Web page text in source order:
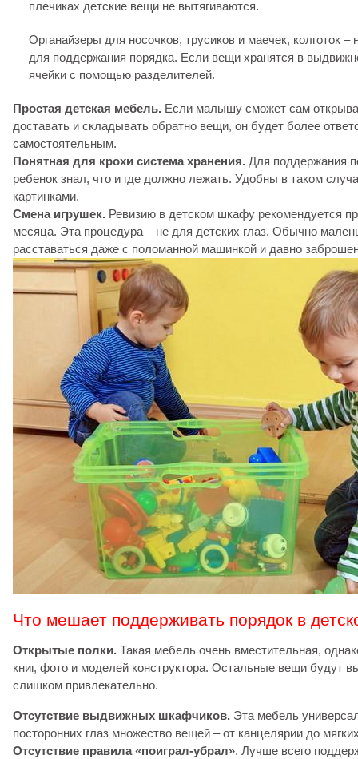
плечиках детские вещи не вытягиваются.
Органайзеры для носочков, трусиков и маечек, колготок
для поддержания порядка. Если вещи хранятся в
ячейки с помощью разделителей.
Простая детская мебель. Если малышу сможет сам
доставать и складывать обратно вещи, он будет более
самостоятельным.
Понятная для крохи система хранения. Для поддержания
ребенок знал, что и где должно лежать. Удобны в таком
картинками.
Смена игрушек. Ревизию в детском шкафу рекомендуется
месяца. Эта процедура – не для детских глаз. Обычно
расставаться даже с поломанной машинкой и давно
Что мешает поддерживать порядок в
Открытые полки. Такая мебель очень вместительная,
книг, фото и моделей конструктора. Остальные вещи будут
слишком привлекательно.
Отсутствие выдвижных шкафчиков. Эта мебель
посторонних глаз множество вещей – от канцелярии до
Отсутствие правила «поиграл-убрал». Лучше всего